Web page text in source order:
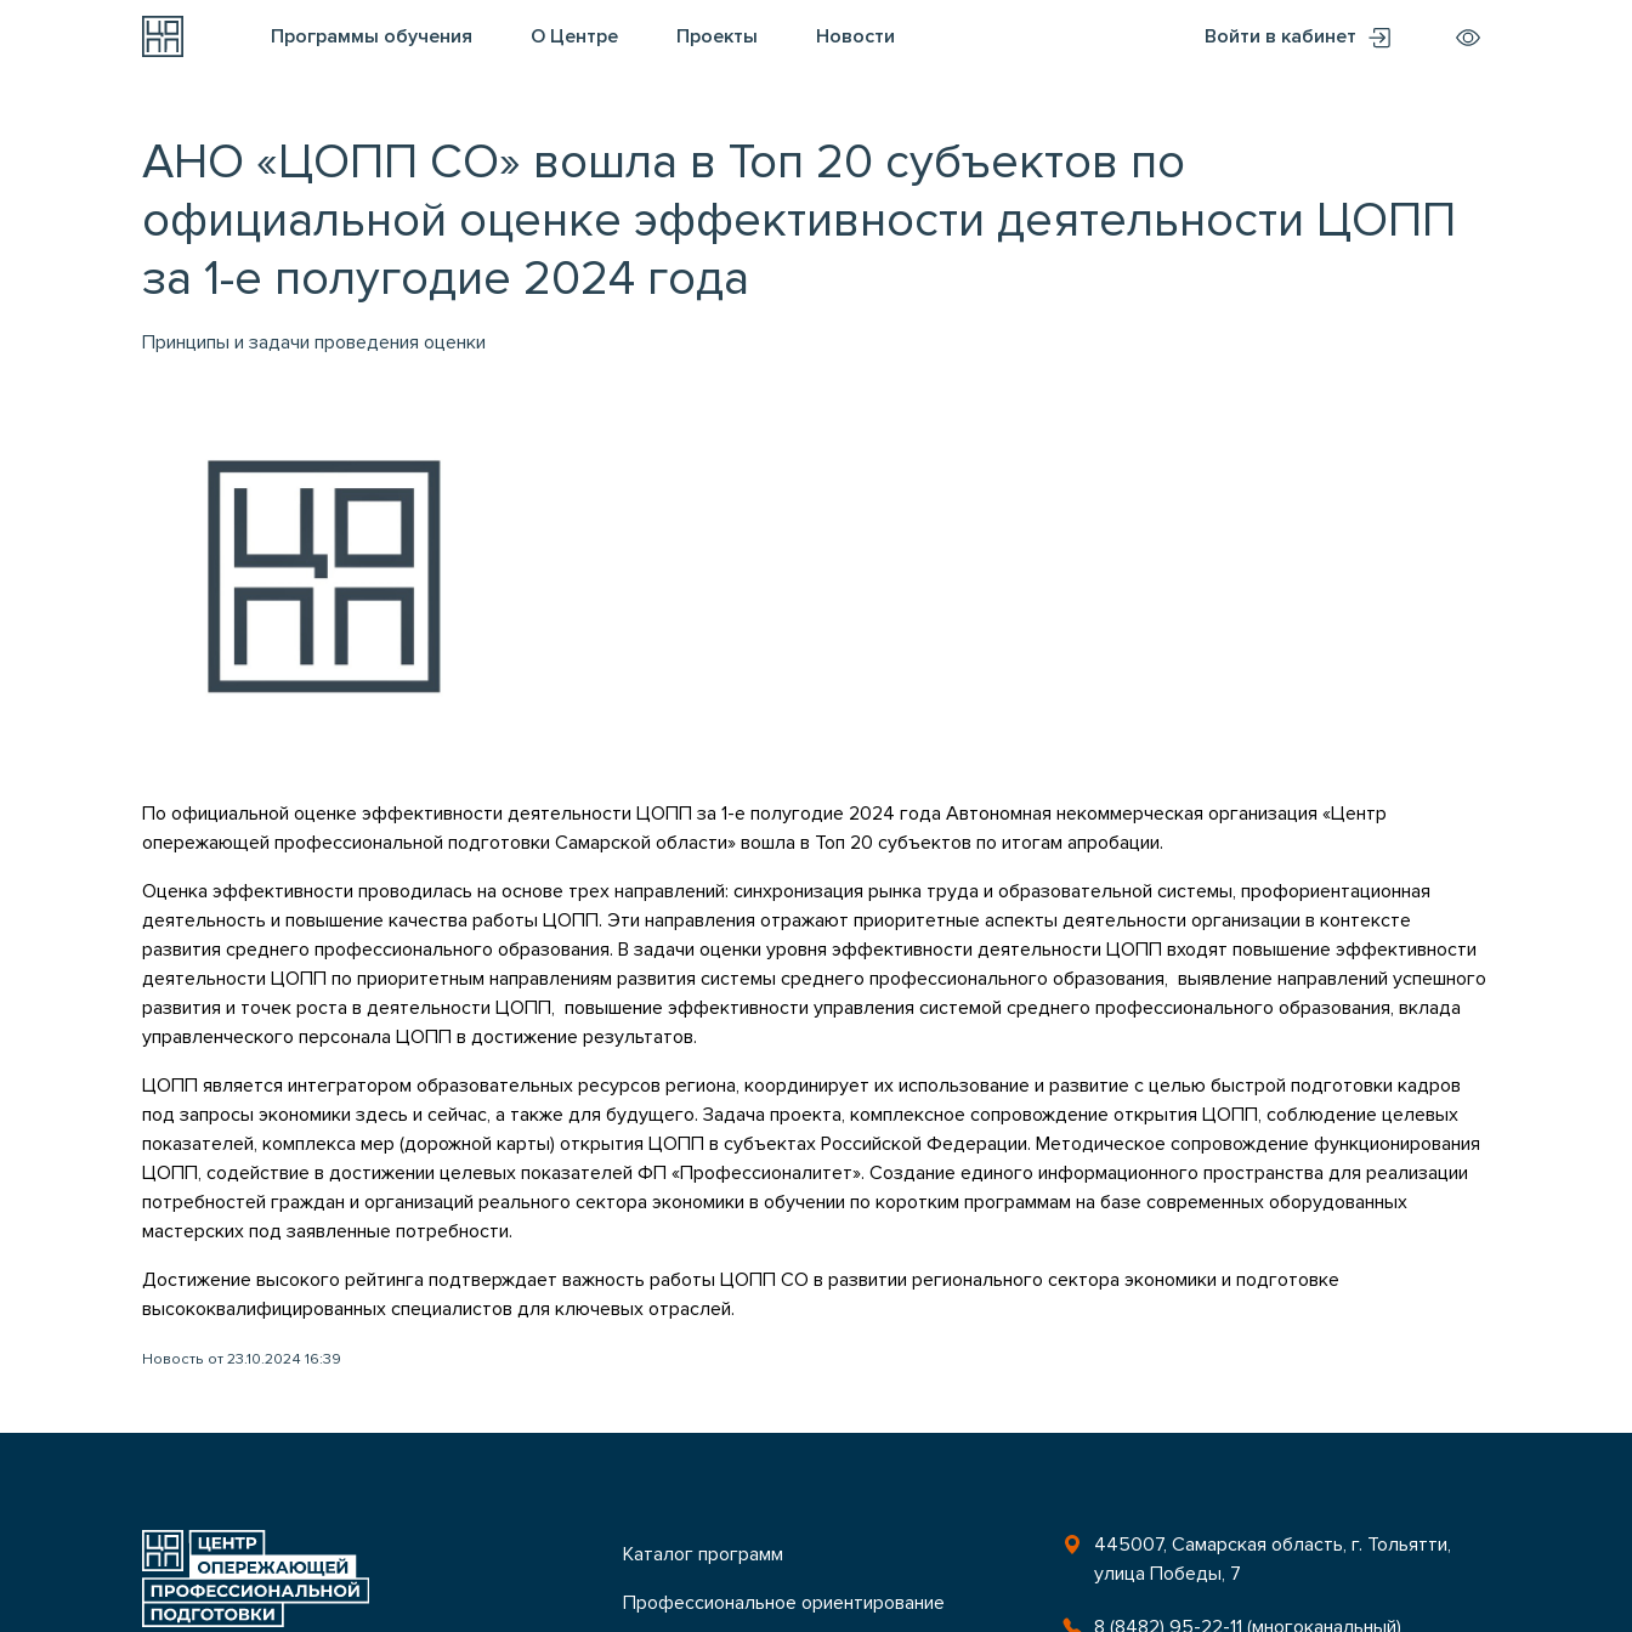
Программы обучения О Центре Проекты Новости Войти в кабинет
АНО «ЦОПП СО» вошла в Топ 20 субъектов по
официальной оценке эффективности деятельности ЦОПП
за 1-е полугодие 2024 года
Принципы и задачи проведения оценки
По официальной оценке эффективности деятельности ЦОПП за 1-е полугодие 2024 года Автономная некоммерческая организация «Центр
опережающей профессиональной подготовки Самарской области» вошла в Топ 20 субъектов по итогам апробации.
Оценка эффективности проводилась на основе трех направлений: синхронизация рынка труда и образовательной системы, профориентационная
деятельность и повышение качества работы ЦОПП. Эти направления отражают приоритетные аспекты деятельности организации в контексте
развития среднего профессионального образования. В задачи оценки уровня эффективности деятельности ЦОПП входят повышение эффективности
деятельности ЦОПП по приоритетным направлениям развития системы среднего профессионального образования, выявление направлений успешного
развития и точек роста в деятельности ЦОПП, повышение эффективности управления системой среднего профессионального образования, вклада
управленческого персонала ЦОПП в достижение результатов.
ЦОПП является интегратором образовательных ресурсов региона, координирует их использование и развитие с целью быстрой подготовки кадров
под запросы экономики здесь и сейчас, а также для будущего. Задача проекта, комплексное сопровождение открытия ЦОПП, соблюдение целевых
показателей, комплекса мер (дорожной карты) открытия ЦОПП в субъектах Российской Федерации. Методическое сопровождение функционирования
ЦОПП, содействие в достижении целевых показателей ФП «Профессионалитет». Создание единого информационного пространства для реализации
потребностей граждан и организаций реального сектора экономики в обучении по коротким программам на базе современных оборудованных
мастерских под заявленные потребности.
Достижение высокого рейтинга подтверждает важность работы ЦОПП СО в развитии регионального сектора экономики и подготовке
высококвалифицированных специалистов для ключевых отраслей.
Новость от 23.10.2024 16:39
Каталог программ
Профессиональное ориентирование
445007, Самарская область, г. Тольятти,
улица Победы, 7
8 (8482) 95-22-11 (многоканальный)